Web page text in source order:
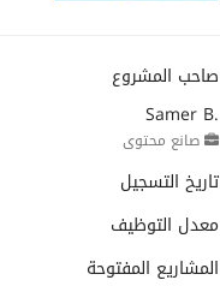
صاحب المشروع
Samer B.
صانع محتوى
تاريخ التسجيل
معدل التوظيف
المشاريع المفتوحة